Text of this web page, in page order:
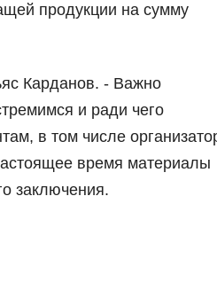
продукции на сумму
Карданов. - Важно
и ради чего
в том числе
время материалы
заключения.